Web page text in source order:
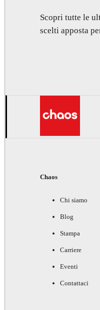
Scopri tutte le
scelti apposta
Chaos
Chi siamo
Blog
Stampa
Carriere
Eventi
Contattaci